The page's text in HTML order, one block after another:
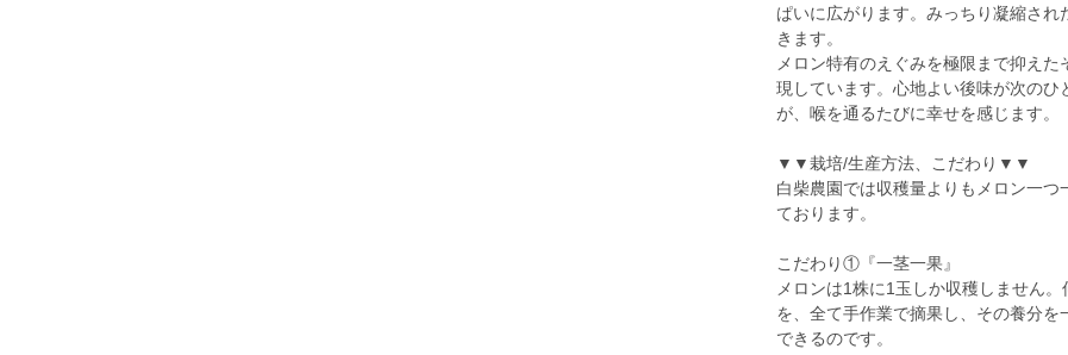
ぱいに広がります。みっちり凝縮さ
きます。
メロン特有のえぐみを極限まで抑え
現しています。心地よい後味が次の
が、喉を通るたびに幸せを感じます。
▼▼栽培/生産方法、こだわり▼▼
白柴農園では収穫量よりもメロン一
ております。
こだわり①『一茎一果』
メロンは1株に1玉しか収穫しません
を、全て手作業で摘果し、その養分
できるのです。